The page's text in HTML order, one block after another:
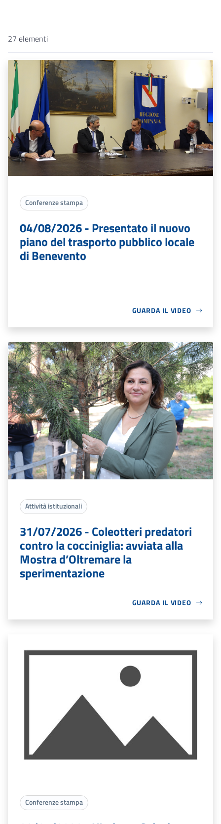
27 elementi
Conferenze stampa
04/08/2026 - Presentato il nuovo
piano del trasporto pubblico locale
di Benevento
GUARDA IL VIDEO
Attività istituzionali
31/07/2026 - Coleotteri predatori
contro la cocciniglia: avviata alla
Mostra d’Oltremare la
sperimentazione
GUARDA IL VIDEO
Conferenze stampa